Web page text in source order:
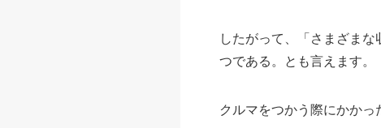
したがって、「さまざま
つである。とも言えます。
クルマをつかう際にかかっ